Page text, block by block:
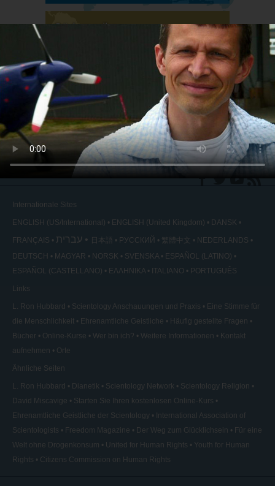
Südamerika
Nordamerika
Internationale Sites
ENGLISH (US/International) ENGLISH (United Kingdom) DANSK
FRANÇAIS עברית 日本語 РУССКИЙ 繁體中文
NEDERLANDS
DEUTSCH
MAGYAR NORSK SVENSKA
ESPAÑOL (LATINO)
ESPAÑOL (CASTELLANO)
ΕΛΛΗΝΙΚA ITALIANO PORTUGUÊS
Links
L. Ron Hubbard Scientology Anschauungen und Praxis
Eine Stimme für
die Menschlichkeit
Ehrenamtliche Geistliche
Häufig gestellte Fragen
Bücher
Online-Kurse Wer bin ich? Weitere Informationen
Kontakt
aufnehmen
Orte
Ähnliche Seiten
L. Ron Hubbard Dianetik Scientology Network
Scientology Religion
David Miscavige
Starten Sie Ihren kostenlosen Online-Kurs
Ehrenamtliche Geistliche der Scientology
International Association of
Scientologists
Freedom Magazine Der Weg zum Glücklichsein
Für eine
Welt ohne Drogenkonsum
United for Human Rights
Youth for Human
Rights
Citizens Commission on Human Rights